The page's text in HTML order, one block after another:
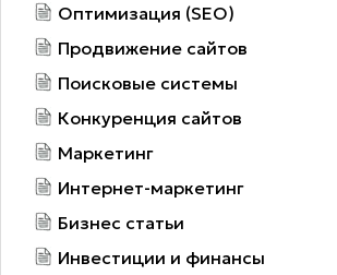
Оптимизация (SEO)
Продвижение сайтов
Поисковые системы
Конкуренция сайтов
Маркетинг
Интернет-маркетинг
Бизнес статьи
Инвестиции и финансы